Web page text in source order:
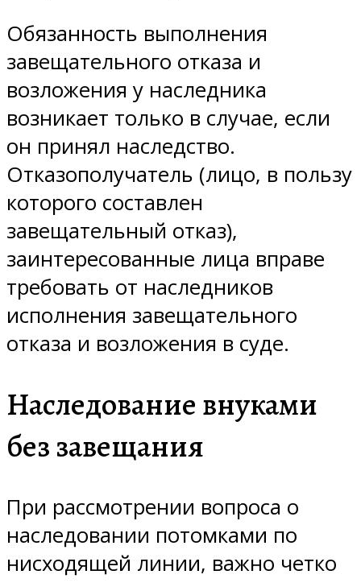
Обязанность выполнения
завещательного отказа и
возложения у наследника
возникает только в случае, если
он принял наследство.
Отказополучатель (лицо, в пользу
которого составлен
завещательный отказ),
заинтересованные лица вправе
требовать от наследников
исполнения завещательного
отказа и возложения в суде.
Наследование внуками
без завещания
При рассмотрении вопроса о
наследовании потомками по
нисходящей линии, важно четко